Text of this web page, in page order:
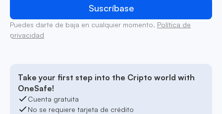
Puedes darte de baja en cualquier momento. Política de
privacidad
Take your first step into the Cripto world with
OneSafe!
Cuenta gratuita
No se requiere tarjeta de crédito